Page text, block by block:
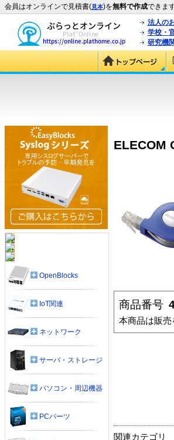
会員はオンラインで見積書(見本)を無料で作成できま
法人の
学校・
研究機
ELECOM
商品番号
本商品は販売
関連カテゴリ
OpenBlocks
IoT関連
ネットワーク
サーバ・ストレージ
パソコン・周辺機器
PCパーツ